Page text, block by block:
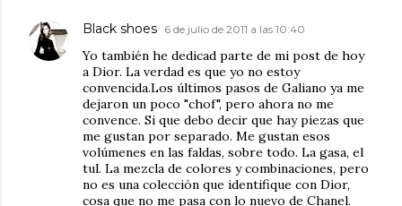
Black shoes 6 de julio de 2011 a las 10:40
Yo también he dedicad parte de mi post de hoy
a Dior. La verdad es que yo no estoy
convencida.Los últimos pasos de Galiano ya me
dejaron un poco "chof", pero ahora no me
convence. Si que debo decir que hay piezas que
me gustan por separado. Me gustan esos
volúmenes en las faldas, sobre todo. La gasa, el
tul. La mezcla de colores y combinaciones, pero
no es una colección que identifique con Dior,
cosa que no me pasa con lo nuevo de Chanel.